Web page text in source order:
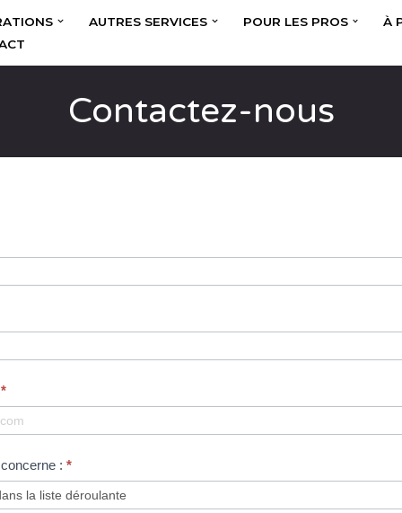
AUTRES SERVICES POUR LES PROS
À
Contactez-nous
*
: *